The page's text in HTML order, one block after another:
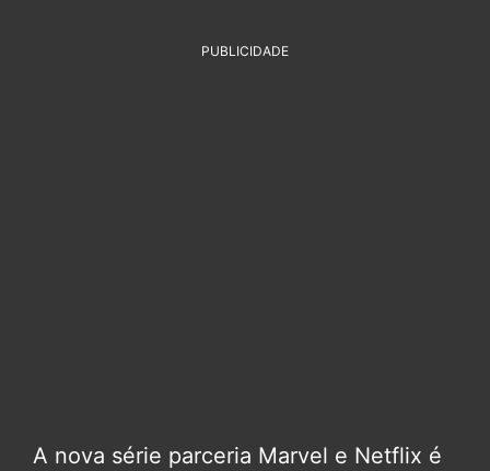
PUBLICIDADE
A nova série parceria Marvel e Netflix é